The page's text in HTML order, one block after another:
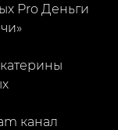
Pro Деньги
канал